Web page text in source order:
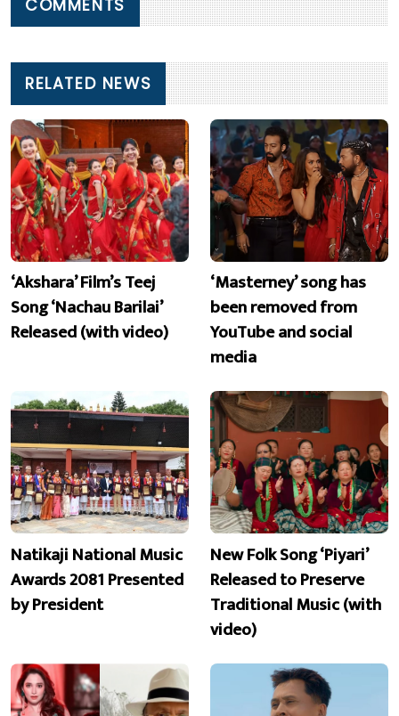
COMMENTS
RELATED NEWS
‘Akshara’ Film’s Teej
Song ‘Nachau Barilai’
Released (with video)
‘Masterney’ song has
been removed from
YouTube and social
media
Natikaji National Music
Awards 2081 Presented
by President
New Folk Song ‘Piyari’
Released to Preserve
Traditional Music (with
video)